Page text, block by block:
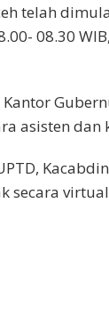
telah
08.30
asisten dan
secara